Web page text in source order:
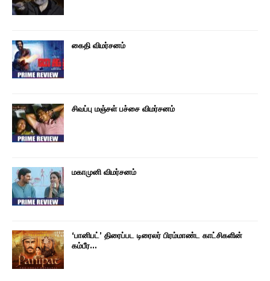
கைதி விமர்சனம்
சிவப்பு மஞ்சள் பச்சை விமர்சனம்
மகாமுனி விமர்சனம்
‘பானிபட்’ திரைப்பட டிரைலர் பிரம்மாண்ட காட்சிகளின்
கம்பீர…